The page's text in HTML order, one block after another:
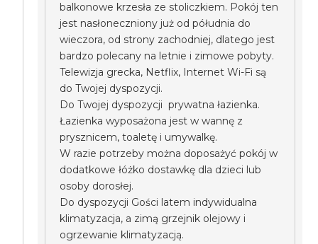
balkonowe krzesła ze stoliczkiem. Pokój ten
jest nasłoneczniony już od półudnia do
wieczora, od strony zachodniej, dlatego jest
bardzo polecany na letnie i zimowe pobyty.
Telewizja grecka, Netflix, Internet Wi-Fi są
do Twojej dyspozycji.
Do Twojej dyspozycji prywatna łazienka.
Łazienka wyposażona jest w wannę z
prysznicem, toaletę i umywalkę.
W razie potrzeby można doposażyć pokój w
dodatkowe łóżko dostawkę dla dzieci lub
osoby dorosłej.
Do dyspozycji Gości latem indywidualna
klimatyzacja, a zimą grzejnik olejowy i
ogrzewanie klimatyzacją.